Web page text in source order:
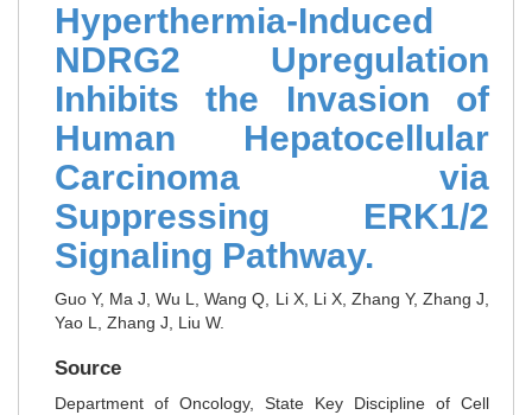
Hyperthermia-Induced
NDRG2 Upregulation
Inhibits the Invasion of
Human Hepatocellular
Carcinoma via
Suppressing ERK1/2
Signaling Pathway.
Guo Y, Ma J, Wu L, Wang Q, Li X, Li X, Zhang Y, Zhang J,
Yao L, Zhang J, Liu W.
Source
Department of Oncology, State Key Discipline of Cell